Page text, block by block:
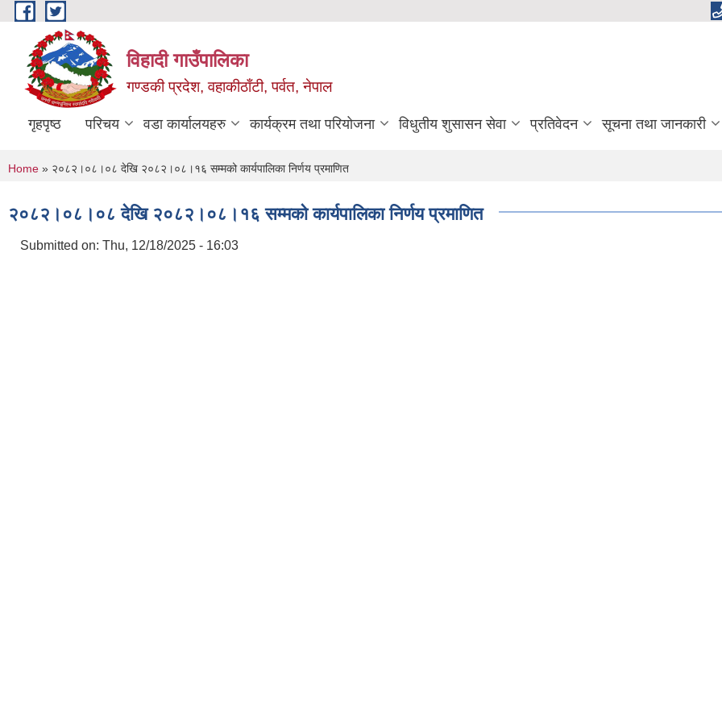
Skip to main content
विहादी गाउँपालिका
गण्डकी प्रदेश, वहाकीठाँटी, पर्वत, नेपाल
गृहपृष्ठ परिचय वडा कार्यालयहरु कार्यक्रम तथा परियोजना विधुतीय शुसासन सेवा प्रतिवेदन सूचना तथा जानकारी
You are here
Home » २०८२।०८।०८ देखि २०८२।०८।१६ सम्मको कार्यपालिका निर्णय प्रमाणित
२०८२।०८।०८ देखि २०८२।०८।१६ सम्मको कार्यपालिका निर्णय प्रमाणित
Submitted on: Thu, 12/18/2025 - 16:03